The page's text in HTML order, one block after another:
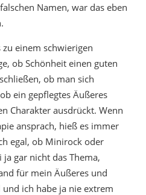
Namen, war das eben
einem schwierigen
ob Schönheit einen guten
ob man sich
ein gepflegtes Äußeres
Charakter ausdrückt. Wenn
ansprach, hieß es immer
egal, ob Minirock oder
ja gar nicht das Thema,
für mein Äußeres und
ich habe ja nie extrem